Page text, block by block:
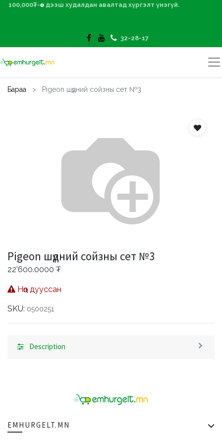
100,000₮-өөс дээш худалдан авалтад хүргэлт үнэгүй.
32-28-17
Бараа Pigeon шүдний сойзны сет №3
Pigeon шүдний сойзны сет №3
22'600.0000 ₮
Нөөц дууссан
SKU: 0500251
Description
EMHURGELT.MN